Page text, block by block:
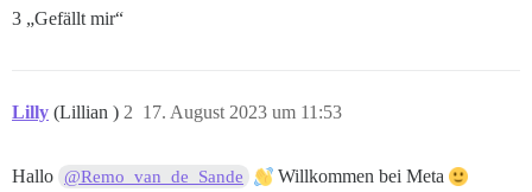
3 „Gefällt mir“
Lilly (Lillian ) 17. August 2023 um 11:53
2
Hallo @Remo_van_de_Sande Willkommen bei Meta